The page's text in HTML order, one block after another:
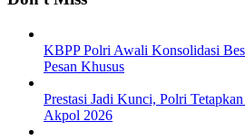
KBPP Polri Awali Konsolidasi
Pesan Khusus
Prestasi Jadi Kunci, Polri
Akpol 2026